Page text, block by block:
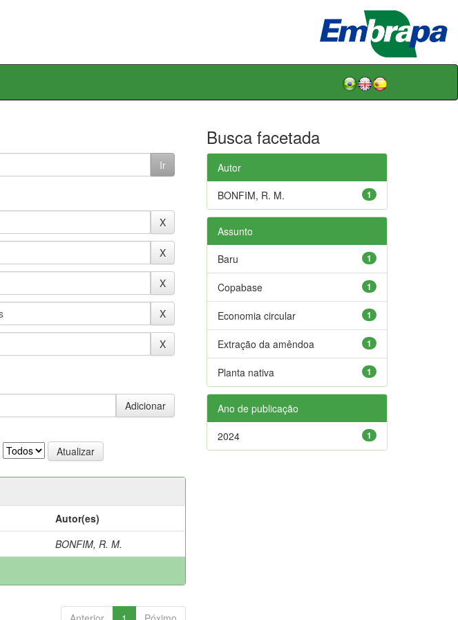
Autor(es)
BONFIM, R. M.
Busca facetada
Autor
1
BONFIM, R. M.
Assunto
1
Baru
1
Copabase
1
Economia circular
1
Extração da amêndoa
1
Planta nativa
Ano de publicação
1
2024